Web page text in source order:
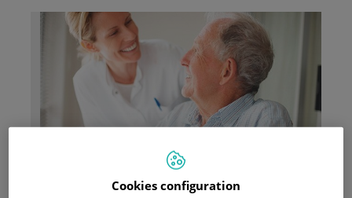
Pacientes y visitantes
Cookies configuration